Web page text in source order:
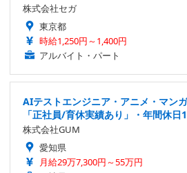
株式会社セガ
東京都
時給1,250円～1,400円
アルバイト・パート
AIテストエンジニア・アニメ・マン
「正社員/育休実績あり」・年間休日
株式会社GUM
愛知県
月給29万7,300円～55万円